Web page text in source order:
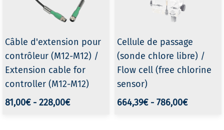
Câble d'extension pour
contrôleur (M12-M12) /
Extension cable for
controller (M12-M12)
81,00€- 228,00€
Cellule de passage
(sonde chlore libre) /
Flow cell (free chlorine
sensor)
664,39€- 786,00€